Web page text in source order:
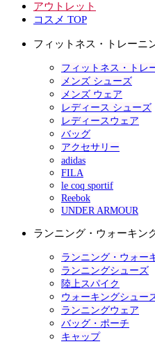
アウトレット
コスメ TOP
フィットネス・トレーニ
フィットネス・トレ
メンズ シューズ
メンズ ウェア
レディース シューズ
レディースウェア
バッグ
アクセサリー
adidas
FILA
le coq sportif
Reebok
UNDER ARMOUR
ランニング・ウォーキン
ランニング・ウォー
ランニングシューズ
陸上スパイク
ウォーキングシュー
ランニングウェア
バッグ・ポーチ
キャップ